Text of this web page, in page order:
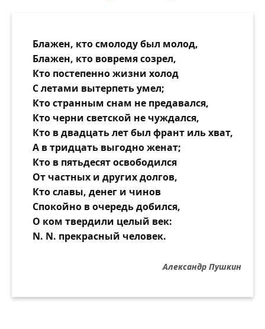
Блажен, кто смолоду был молод,
Блажен, кто вовремя созрел,
Кто постепенно жизни холод
С летами вытерпеть умел;
Кто странным снам не предавался,
Кто черни светской не чуждался,
Кто в двадцать лет был франт иль хват,
А в тридцать выгодно женат;
Кто в пятьдесят освободился
От частных и других долгов,
Кто славы, денег и чинов
Спокойно в очередь добился,
О ком твердили целый век:
N. N. прекрасный человек.
Александр Пушкин